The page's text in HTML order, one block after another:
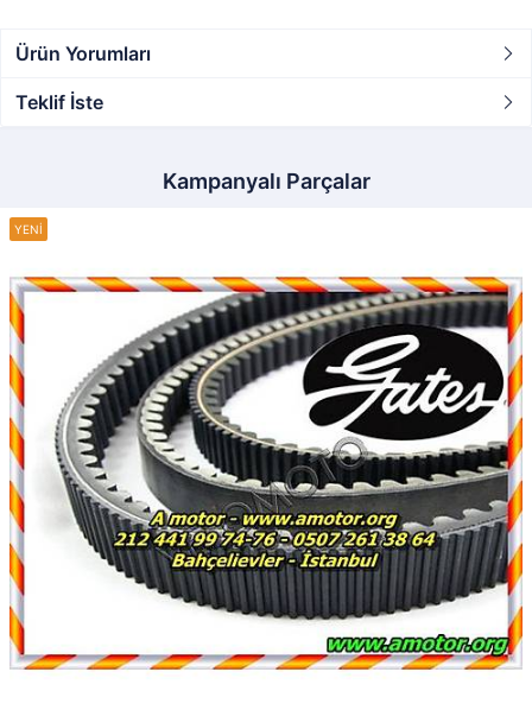
Ürün Yorumları
Teklif İste
Kampanyalı Parçalar